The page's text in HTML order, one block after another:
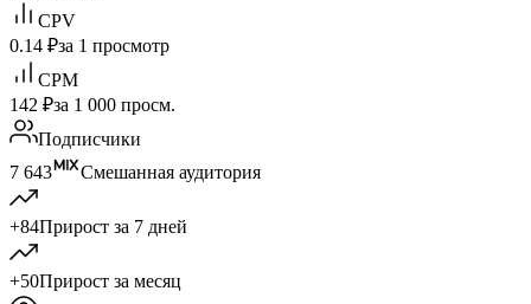
CPV
0.14 ₽за 1 просмотр
CPM
142 ₽за 1 000 просм.
Подписчики
7 643
Смешанная аудитория
+84Прирост за 7 дней
+50Прирост за месяц